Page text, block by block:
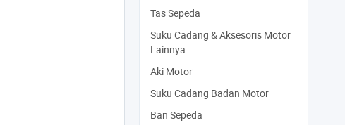
Tas Sepeda
Suku Cadang & Aksesoris Motor
Lainnya
Aki Motor
Suku Cadang Badan Motor
Ban Sepeda